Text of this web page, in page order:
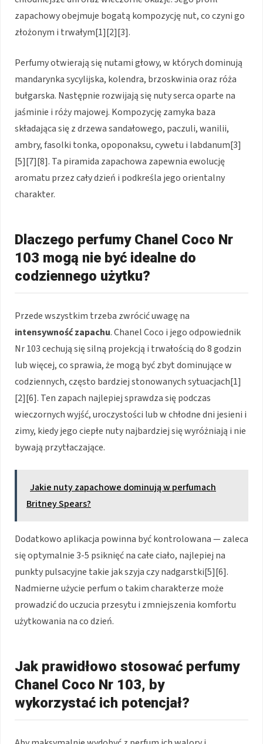
zapachowy obejmuje bogatą kompozycję nut, co czyni go
złożonym i trwałym[1][2][3].
Perfumy otwierają się nutami głowy, w których dominują
mandarynka sycylijska, kolendra, brzoskwinia oraz róża
bułgarska. Następnie rozwijają się nuty serca oparte na
jaśminie i róży majowej. Kompozycję zamyka baza
składająca się z drzewa sandałowego, paczuli, wanilii,
ambry, fasolki tonka, opoponaksu, cywetu i labdanum[3]
[5][7][8]. Ta piramida zapachowa zapewnia ewolucję
aromatu przez cały dzień i podkreśla jego orientalny
charakter.
Dlaczego perfumy Chanel Coco Nr
103 mogą nie być idealne do
codziennego użytku?
Przede wszystkim trzeba zwrócić uwagę na
intensywność zapachu. Chanel Coco i jego odpowiednik
Nr 103 cechują się silną projekcją i trwałością do 8 godzin
lub więcej, co sprawia, że mogą być zbyt dominujące w
codziennych, często bardziej stonowanych sytuacjach[1]
[2][6]. Ten zapach najlepiej sprawdza się podczas
wieczornych wyjść, uroczystości lub w chłodne dni jesieni i
zimy, kiedy jego ciepłe nuty najbardziej się wyróżniają i nie
bywają przytłaczające.
Jakie nuty zapachowe dominują w perfumach
Britney Spears?
Dodatkowo aplikacja powinna być kontrolowana — zaleca
się optymalnie 3-5 psiknięć na całe ciało, najlepiej na
punkty pulsacyjne takie jak szyja czy nadgarstki[5][6].
Nadmierne użycie perfum o takim charakterze może
prowadzić do uczucia przesytu i zmniejszenia komfortu
użytkowania na co dzień.
Jak prawidłowo stosować perfumy
Chanel Coco Nr 103, by
wykorzystać ich potencjał?